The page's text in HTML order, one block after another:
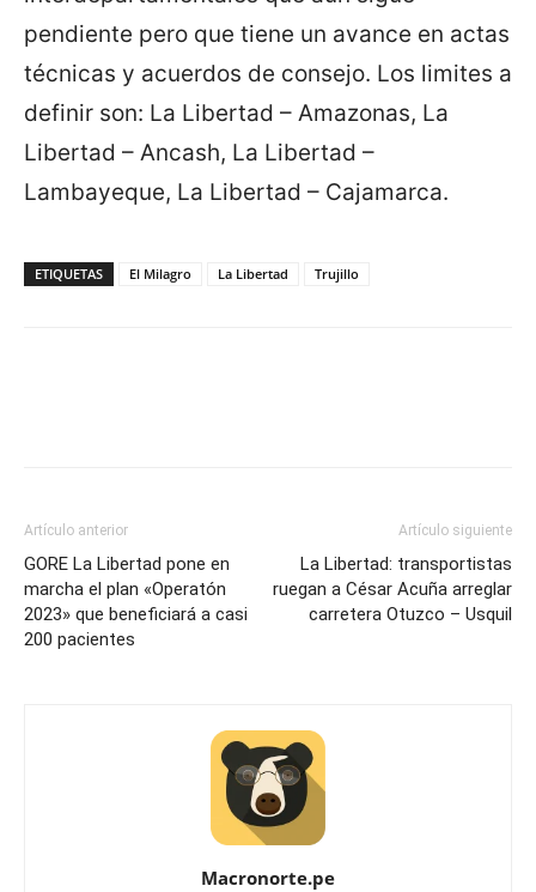
pendiente pero que tiene un avance en actas
técnicas y acuerdos de consejo. Los limites a
definir son: La Libertad – Amazonas, La
Libertad – Ancash, La Libertad –
Lambayeque, La Libertad – Cajamarca.
ETIQUETAS El Milagro La Libertad Trujillo
Artículo anterior
GORE La Libertad pone en
marcha el plan «Operatón
2023» que beneficiará a casi
200 pacientes
Artículo siguiente
La Libertad: transportistas
ruegan a César Acuña arreglar
carretera Otuzco – Usquil
Macronorte.pe